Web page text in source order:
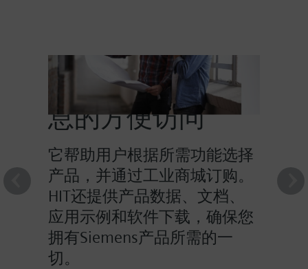
HIT提供对产品信
息的方便访问
它帮助用户根据所需功能选择
产品，并通过工业商城订购。
HIT还提供产品数据、文档、
应用示例和软件下载，确保您
拥有Siemens产品所需的一
切。